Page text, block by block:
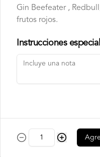
Gin Beefeater ,
frutos rojos.
Instrucciones